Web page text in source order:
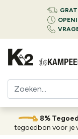
8%
tegoedbon voor je